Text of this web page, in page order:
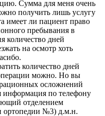
Сумма для меня очень
получить лишь услугу
имеет ли пациент право
пребывания в
количество дней
на осмотр хоть
количество дней
можно. Но вы
осложнений
информация по телефону
отделением
ортопедии №3) д.м.н.